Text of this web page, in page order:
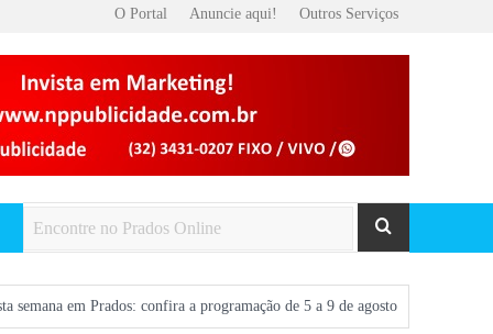
O Portal Anuncie aqui! Outros Serviços
confira a programação de 5 a 9 de agosto Voos entre São João